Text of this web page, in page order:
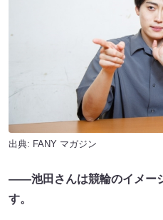
出典: FANY マガジン
――池田さんは競輪のイメー
す。